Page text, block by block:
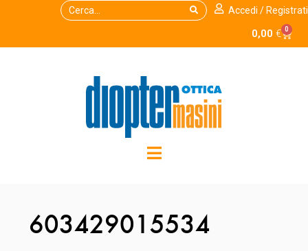
Accedi / Registrati
0,00 € 0
603429015534